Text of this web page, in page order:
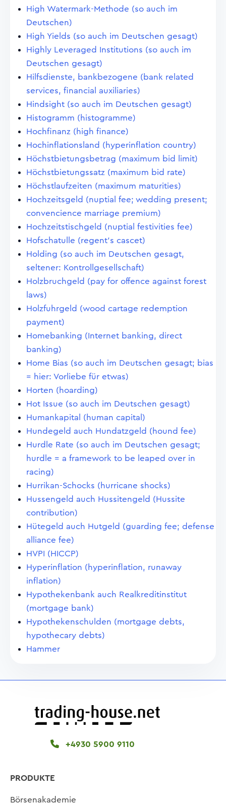
High Watermark-Methode (so auch im
Deutschen)
High Yields (so auch im Deutschen gesagt)
Highly Leveraged Institutions (so auch im
Deutschen gesagt)
Hilfsdienste, bankbezogene (bank related
services, financial auxiliaries)
Hindsight (so auch im Deutschen gesagt)
Histogramm (histogramme)
Hochfinanz (high finance)
Hochinflationsland (hyperinflation country)
Höchstbietungsbetrag (maximum bid limit)
Höchstbietungssatz (maximum bid rate)
Höchstlaufzeiten (maximum maturities)
Hochzeitsgeld (nuptial fee; wedding present;
convencience marriage premium)
Hochzeitstischgeld (nuptial festivities fee)
Hofschatulle (regent's cascet)
Holding (so auch im Deutschen gesagt,
seltener: Kontrollgesellschaft)
Holzbruchgeld (pay for offence against forest
laws)
Holzfuhrgeld (wood cartage redemption
payment)
Homebanking (Internet banking, direct
banking)
Home Bias (so auch im Deutschen gesagt; bias
= hier: Vorliebe für etwas)
Horten (hoarding)
Hot Issue (so auch im Deutschen gesagt)
Humankapital (human capital)
Hundegeld auch Hundatzgeld (hound fee)
Hurdle Rate (so auch im Deutschen gesagt;
hurdle = a framework to be leaped over in
racing)
Hurrikan-Schocks (hurricane shocks)
Hussengeld auch Hussitengeld (Hussite
contribution)
Hütegeld auch Hutgeld (guarding fee; defense
alliance fee)
HVPI (HICCP)
Hyperinflation (hyperinflation, runaway
inflation)
Hypothekenbank auch Realkreditinstitut
(mortgage bank)
Hypothekenschulden (mortgage debts,
hypothecary debts)
Hammer
+4930 5900 9110
PRODUKTE
Börsenakademie